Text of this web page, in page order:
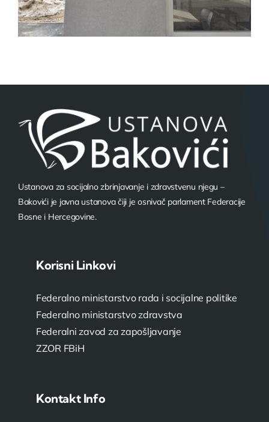
Ustanova za socijalno zbrinjavanje i zdravstvenu njegu –
Bakovići je javna ustanova čiji je osnivač parlament Federacije
Bosne i Hercegovine.
Korisni Linkovi
Federalno ministarstvo rada i socijalne politike
Federalno ministarstvo zdravstva
Federalni zavod za zapošljavanje
ZZOR FBiH
Kontakt Info